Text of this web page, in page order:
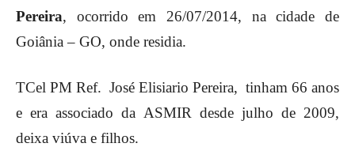
Pereira, ocorrido em 26/07/2014, na cidade de
Goiânia – GO, onde residia.
TCel PM Ref. José Elisiario Pereira, tinham 66 anos
e era associado da ASMIR desde julho de 2009,
deixa viúva e filhos.